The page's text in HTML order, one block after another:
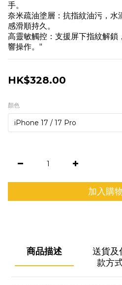
手。
奈米疏油塗層：抗指紋油污，水
感滑順持久。
高靈敏觸控：支援屏下指紋解鎖
響操作。"
HK$328.00
顏色
加入購
商品描述
送貨及
款方